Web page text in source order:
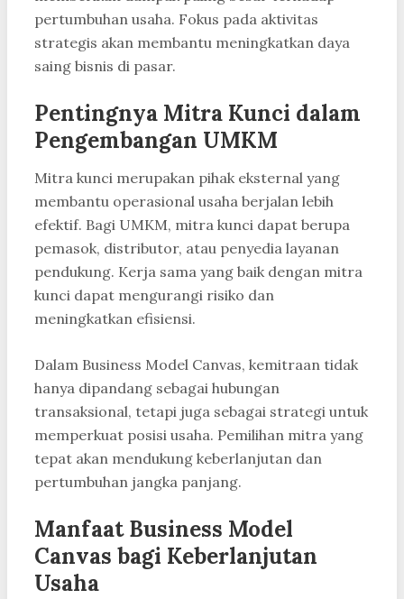
pertumbuhan usaha. Fokus pada aktivitas
strategis akan membantu meningkatkan daya
saing bisnis di pasar.
Pentingnya Mitra Kunci dalam
Pengembangan UMKM
Mitra kunci merupakan pihak eksternal yang
membantu operasional usaha berjalan lebih
efektif. Bagi UMKM, mitra kunci dapat berupa
pemasok, distributor, atau penyedia layanan
pendukung. Kerja sama yang baik dengan mitra
kunci dapat mengurangi risiko dan
meningkatkan efisiensi.
Dalam Business Model Canvas, kemitraan tidak
hanya dipandang sebagai hubungan
transaksional, tetapi juga sebagai strategi untuk
memperkuat posisi usaha. Pemilihan mitra yang
tepat akan mendukung keberlanjutan dan
pertumbuhan jangka panjang.
Manfaat Business Model
Canvas bagi Keberlanjutan
Usaha